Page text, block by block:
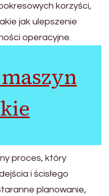
korzyści,
jak ulepszenie
operacyjne.
proces, który
i ścisłego
planowanie,